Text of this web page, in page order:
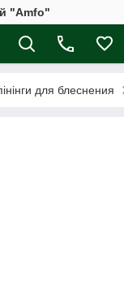
"Amfo"
для блеснения